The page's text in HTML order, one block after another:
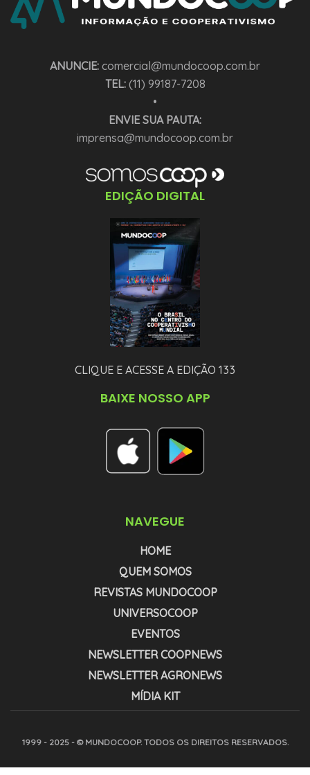
ANUNCIE: comercial@mundocoop.com.br
TEL:(11) 99187-7208
•
ENVIE SUA PAUTA:
imprensa@mundocoop.com.br
EDIÇÃO DIGITAL
CLIQUE E ACESSE A EDIÇÃO 133
BAIXE NOSSO APP
NAVEGUE
HOME
QUEM SOMOS
REVISTAS MUNDOCOOP
UNIVERSOCOOP
EVENTOS
NEWSLETTER COOPNEWS
NEWSLETTER AGRONEWS
MÍDIA KIT
1999 - 2025 - © MUNDOCOOP. TODOS OS DIREITOS RESERVADOS.